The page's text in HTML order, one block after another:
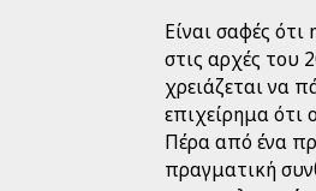
Είναι σαφές
στις αρχές του
χρειάζεται να
επιχείρημα ότι
Πέρα από ένα
πραγματική